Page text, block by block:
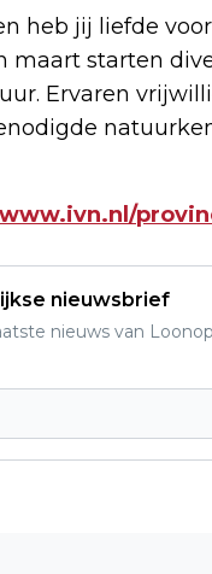
heb jij liefde
maart starten
Ervaren
www.ivn.nl/
nieuwsbrief
nieuws van